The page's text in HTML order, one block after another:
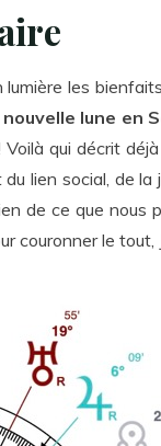
les
nouvelle lune en
qui décrit
lien social, de la
de ce que nous
couronner le